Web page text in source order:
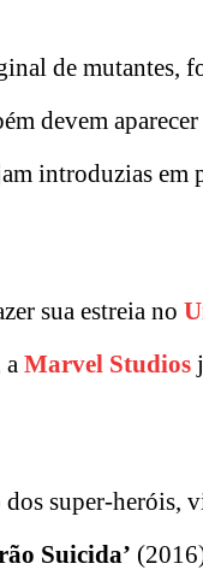
de mutantes,
devem
introduzias
sua estreia no
a Marvel Studios
super-
Suicida’